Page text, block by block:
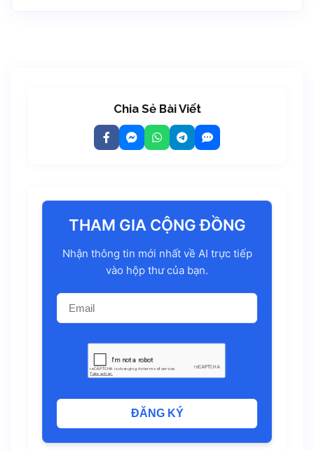
Chia Sẻ Bài Viết
THAM GIA CỘNG ĐỒNG
Nhận thông tin mới nhất về AI trực tiếp
vào hộp thư của bạn.
ĐĂNG KÝ